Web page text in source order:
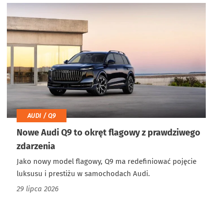
AUDI / Q9
Nowe Audi Q9 to okręt flagowy z prawdziwego
zdarzenia
Jako nowy model flagowy, Q9 ma redefiniować pojęcie
luksusu i prestiżu w samochodach Audi.
29 lipca 2026